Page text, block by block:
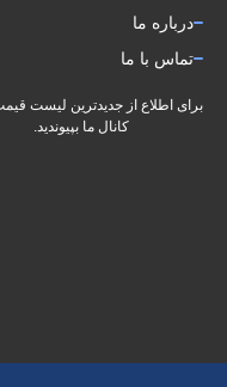
درباره ما
تماس با ما
برای اطلاع از جدیدترین لیست
کانال ما بپیوندید.